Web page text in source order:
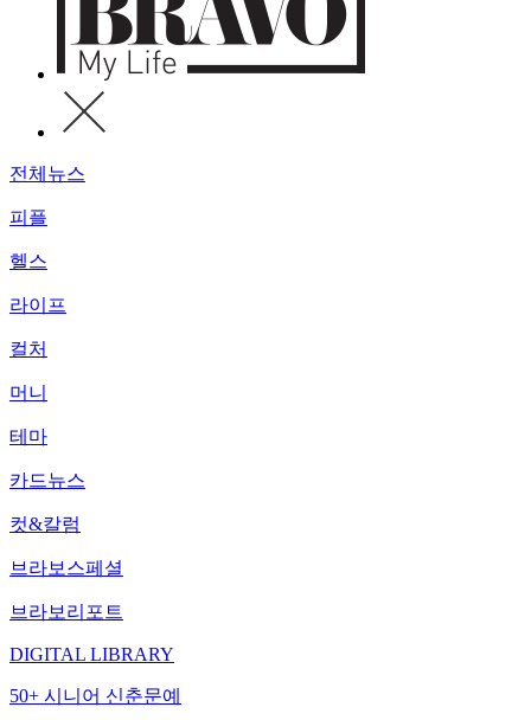
전체뉴스
피플
헬스
라이프
컬처
머니
테마
카드뉴스
컷&칼럼
브라보스페셜
브라보리포트
DIGITAL LIBRARY
50+ 시니어 신춘문예